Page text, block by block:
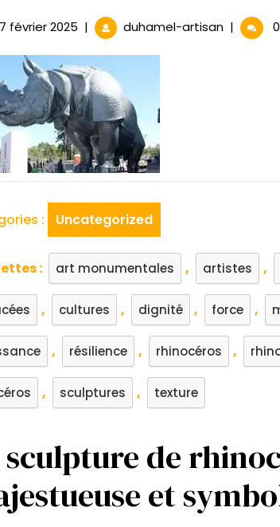
février 2025 27
février
2025
| duhamel-artisanSculpture
|
: Uncategorized
: art monumentales , artistes ,
, cultures , dignité , force ,
, résilience , rhinocéros ,
, sculptures , texture
sculpture de
et